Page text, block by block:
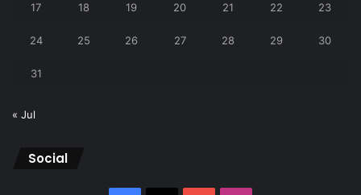
17 18 19 20 21 22 23
24 25 26 27 28 29 30
31
« Jul
Social